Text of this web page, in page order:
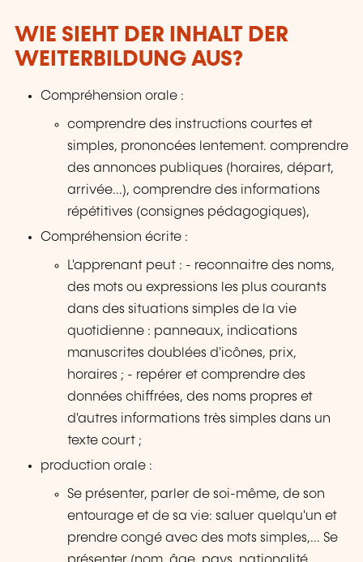
WIE SIEHT DER INHALT DER
WEITERBILDUNG AUS?
Compréhension orale :
comprendre des instructions courtes et
simples, prononcées lentement. comprendre
des annonces publiques (horaires, départ,
arrivée...), comprendre des informations
répétitives (consignes pédagogiques),
Compréhension écrite :
L'apprenant peut : - reconnaitre des noms,
des mots ou expressions les plus courants
dans des situations simples de la vie
quotidienne : panneaux, indications
manuscrites doublées d'icônes, prix,
horaires ; - repérer et comprendre des
données chiffrées, des noms propres et
d'autres informations très simples dans un
texte court ;
production orale :
Se présenter, parler de soi-même, de son
entourage et de sa vie: saluer quelqu'un et
prendre congé avec des mots simples,... Se